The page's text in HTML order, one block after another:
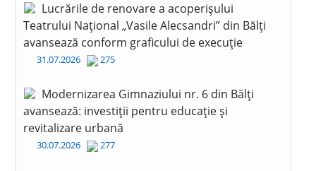
Lucrările de renovare a acoperișului
Teatrului Național „Vasile Alecsandri” din Bălți
avansează conform graficului de execuție
31.07.2026 275
Modernizarea Gimnaziului nr. 6 din Bălți
avansează: investiții pentru educație și
revitalizare urbană
30.07.2026 277